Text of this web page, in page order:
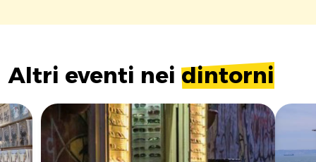
Altri eventi nei dintorni